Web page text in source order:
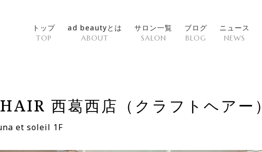
トップ
TOP
ad beautyとは
ABOUT
サロン一覧
SALON
ブログ
BLOG
ニュース
NEWS
西葛西店（クラフトヘアー）
et soleil 1F